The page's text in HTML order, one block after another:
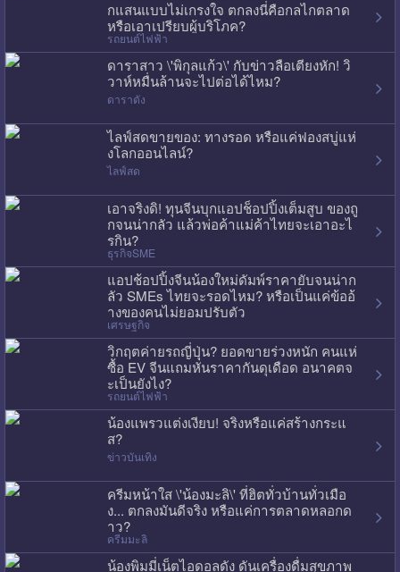
กแสนแบบไม่เกรงใจ ตกลงนี่คือกลไกตลาด
หรือเอาเปรียบผู้บริโภค?
รถยนต์ไฟฟ้า
ดาราสาว \'พิกุลแก้ว\' กับข่าวลือเตียงหัก! วิ
วาห์หมื่นล้านจะไปต่อได้ไหม?
ดาราดัง
ไลฟ์สดขายของ: ทางรอด หรือแค่ฟองสบู่แห่
งโลกออนไลน์?
ไลฟ์สด
เอาจริงดิ! ทุนจีนบุกแอปช็อปปิ้งเต็มสูบ ของถู
กจนน่ากลัว แล้วพ่อค้าแม่ค้าไทยจะเอาอะไ
รกิน?
ธุรกิจSME
แอปช้อปปิ้งจีนน้องใหม่ดัมพ์ราคายับจนน่าก
ลัว SMEs ไทยจะรอดไหม? หรือเป็นแค่ข้ออ้
างของคนไม่ยอมปรับตัว
เศรษฐกิจ
วิกฤตค่ายรถญี่ปุ่น? ยอดขายร่วงหนัก คนแห่
ซื้อ EV จีนแถมหั่นราคากันดุเดือด อนาคตจ
ะเป็นยังไง?
รถยนต์ไฟฟ้า
น้องแพรวแต่งเงียบ! จริงหรือแค่สร้างกระแ
ส?
ข่าวบันเทิง
ครีมหน้าใส \'น้องมะลิ\' ที่ฮิตทั่วบ้านทั่วเมือ
ง... ตกลงมันดีจริง หรือแค่การตลาดหลอกด
าว?
ครีมมะลิ
น้องพิมมี่เน็ตไอดอลดัง ดันเครื่องดื่มสุขภาพ